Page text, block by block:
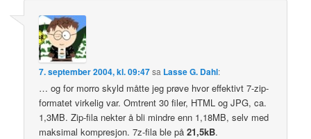
7. september 2004, kl. 09:47sa Lasse G. Dahl:
… og for morro skyld måtte jeg prøve hvor effektivt 7-zip-
formatet virkelig var. Omtrent 30 filer, HTML og JPG, ca.
1,3MB. Zip-fila nekter å bli mindre enn 1,18MB, selv med
maksimal kompresjon. 7z-fila ble på21,5kB.